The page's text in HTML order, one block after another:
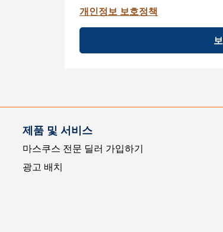
개인정보 보호정책
제품 및 서비스
마스쿠스 전문 딜러 가입하기
광고 배치